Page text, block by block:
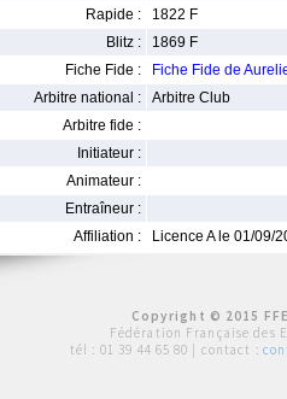
Rapide :
1822 F
Blitz :
1869 F
Fiche Fide :
Fiche Fide de
Arbitre national :
Arbitre Club
Arbitre fide :
Initiateur :
Animateur :
Entraîneur :
Affiliation :
Licence A le 01/09/
Copyright © 2015
Fédération Française des
tél : 01 39 44 65 80 | contact :